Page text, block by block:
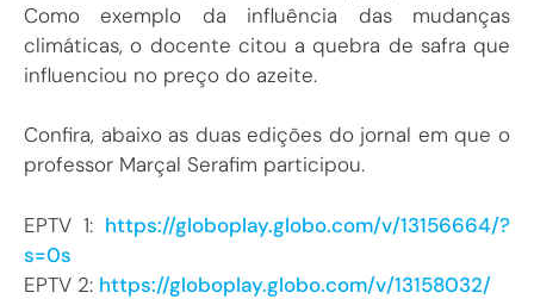
Como exemplo da influência das mudanças
climáticas, o docente citou a quebra de safra que
influenciou no preço do azeite.
Confira, abaixo as duas edições do jornal em que o
professor Marçal Serafim participou.
EPTV 1: https://globoplay.globo.com/v/13156664/?
s=0s
EPTV 2: https://globoplay.globo.com/v/13158032/